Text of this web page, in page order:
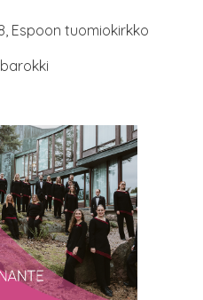
Espoon tuomiokirkko